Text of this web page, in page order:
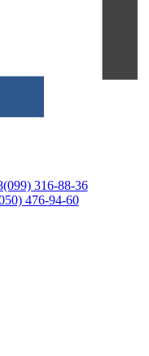
316-88-36
476-94-60